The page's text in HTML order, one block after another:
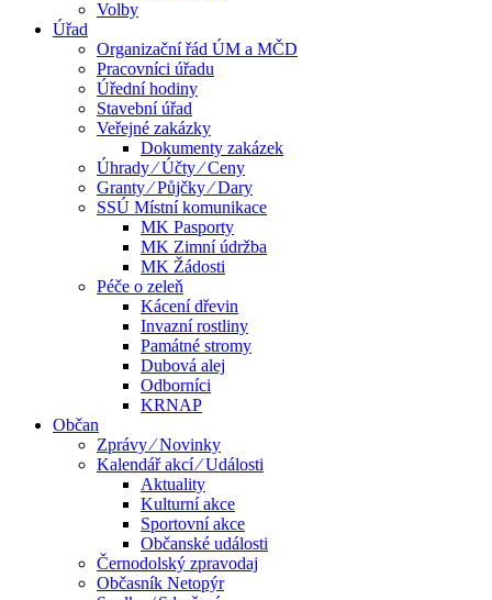
Volby
Úřad
Organizační řád ÚM a MČD
Pracovníci úřadu
Úřední hodiny
Stavební úřad
Veřejné zakázky
Dokumenty zakázek
Úhrady ⁄ Účty ⁄ Ceny
Granty ⁄ Půjčky ⁄ Dary
SSÚ Místní komunikace
MK Pasporty
MK Zimní údržba
MK Žádosti
Péče o zeleň
Kácení dřevin
Invazní rostliny
Památné stromy
Dubová alej
Odborníci
KRNAP
Občan
Zprávy ⁄ Novinky
Kalendář akcí ⁄ Události
Aktuality
Kulturní akce
Sportovní akce
Občanské události
Černodolský zpravodaj
Občasník Netopýr